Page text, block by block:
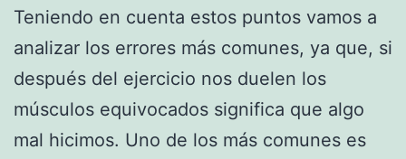
Teniendo en cuenta estos puntos vamos a
analizar los errores más comunes, ya que, si
después del ejercicio nos duelen los
músculos equivocados significa que algo
mal hicimos. Uno de los más comunes es